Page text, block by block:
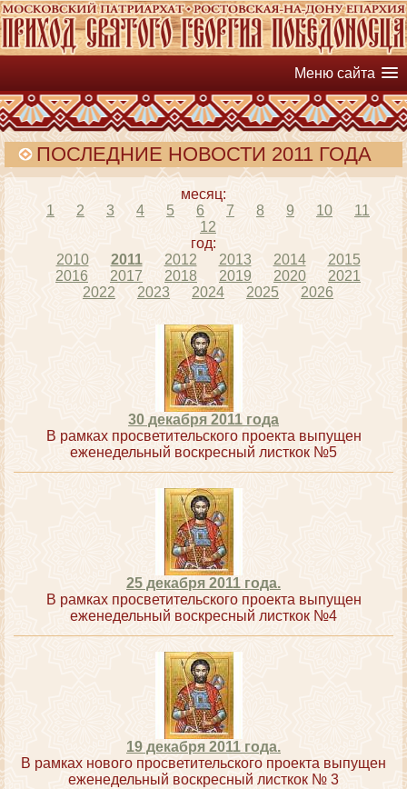
Меню сайта
ПОСЛЕДНИЕ НОВОСТИ 2011 ГОДА
месяц:
1
2 3 4 5 6 7 8 9 10
11
12
год:
2010
2011 2012 2013 2014
2015
2016
2017 2018 2019 2020
2021
2022
2023 2024 2025 2026
30 декабря 2011 года
В рамках просветительского проекта выпущен
еженедельный воскресный листкок №5
25 декабря 2011 года.
В рамках просветительского проекта выпущен
еженедельный воскресный листкок №4
19 декабря 2011 года.
В рамках нового просветительского проекта выпущен
еженедельный воскресный листкок № 3